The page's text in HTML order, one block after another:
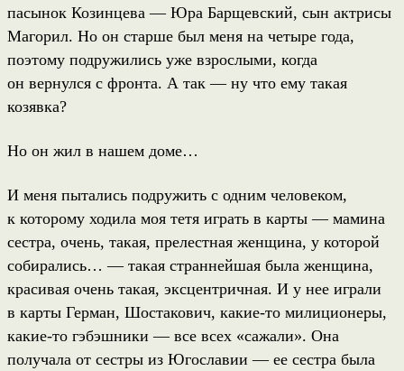
пасынок Козинцева — Юра Барщевский, сын актрисы
Магорил. Но он старше был меня на четыре года,
поэтому подружились уже взрослыми, когда
он вернулся с фронта. А так — ну что ему такая
козявка?
Но он жил в нашем доме…
И меня пытались подружить с одним человеком,
к которому ходила моя тетя играть в карты — мамина
сестра, очень, такая, прелестная женщина, у которой
собирались… — такая страннейшая была женщина,
красивая очень такая, эксцентричная. И у нее играли
в карты Герман, Шостакович, какие-то милиционеры,
какие-то гэбэшники — все всех «сажали». Она
получала от сестры из Югославии — ее сестра была